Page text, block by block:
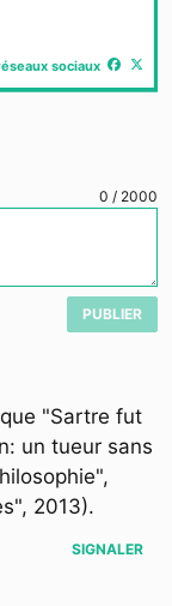
sociaux
0 / 2000
PUBLIER
"Sartre fut
un tueur sans
2013).
SIGNALER